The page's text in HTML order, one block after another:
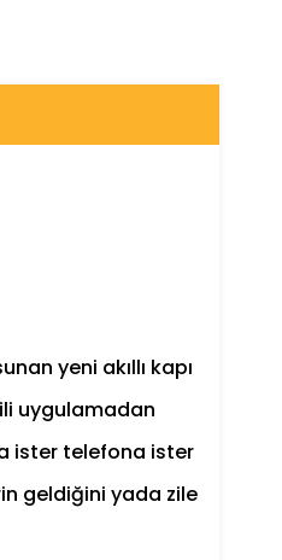
yeni akıllı kapı
uygulamadan
ister telefona ister
geldiğini yada zile